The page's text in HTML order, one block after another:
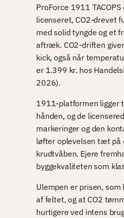
ProForce 1911
licenseret, CO2-drevet
med solid tyngde og et
aftræk. CO2-driften
kick, også når
er 1.399 kr. hos
2026).
1911-platformen ligger
hånden, og de
markeringer og den
løfter oplevelsen tæt på
krudtvåben. Ejere
byggekvaliteten som
Ulempen er prisen, som
af feltet, og at CO2
hurtigere ved intens